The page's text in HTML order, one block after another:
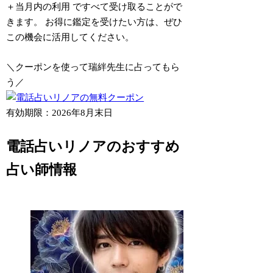
＋当月内の利用 ですべて受け取ることがで
きます。 お得に鑑定を受けたい方は、ぜひ
この機会に活用してください。
＼クーポンを使って瑞絆先生に占ってもら
う／
有効期限：2026年8月末日
電話占いリノアのおすすめ
占い師情報